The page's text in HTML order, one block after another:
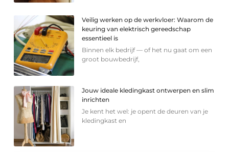
Veilig werken op de werkvloer: Waarom de
keuring van elektrisch gereedschap
essentieel is
Binnen elk bedrijf — of het nu gaat om een
groot bouwbedrijf,
Jouw ideale kledingkast ontwerpen en slim
inrichten
Je kent het wel: je opent de deuren van je
kledingkast en